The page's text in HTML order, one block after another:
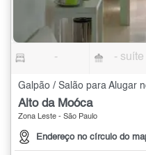
- - suíte
Galpão / Salão para Alugar
Alto da Moóca
Zona Leste - São Paulo
Endereço no círculo do